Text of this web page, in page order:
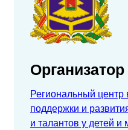
Региональный центр
поддержки и
и талантов у детей и
Организатор